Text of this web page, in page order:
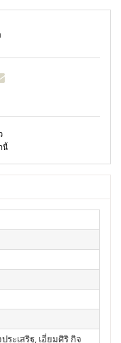
นี้
ะเสริฐ, เอี่ยมศิริ กิจ